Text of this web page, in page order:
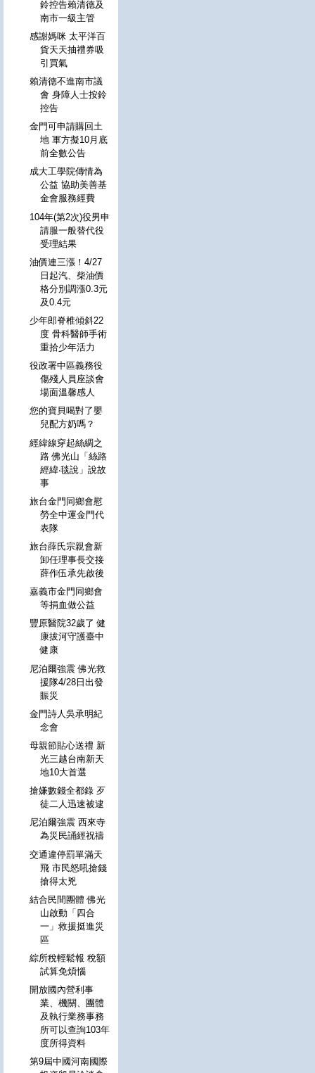
鈴控告賴清德及
南市一級主管
感謝媽咪 太平洋百
貨天天抽禮券吸
引買氣
賴清德不進南市議
會 身障人士按鈴
控告
金門可申請購回土
地 軍方擬10月底
前全數公告
成大工學院傳情為
公益 協助美善基
金會服務經費
104年(第2次)役男申
請服一般替代役
受理結果
油價連三漲！4/27
日起汽、柴油價
格分別調漲0.3元
及0.4元
少年郎脊椎傾斜22
度 骨科醫師手術
重拾少年活力
役政署中區義務役
傷殘人員座談會
場面溫馨感人
您的寶貝喝對了嬰
兒配方奶嗎？
經緯線穿起絲綢之
路 佛光山「絲路
經緯‧毯說」說故
事
旅台金門同鄉會慰
勞全中運金門代
表隊
旅台薛氏宗親會新
卸任理事長交接
薛作伍承先啟後
嘉義市金門同鄉會
等捐血做公益
豐原醫院32歲了 健
康拔河守護臺中
健康
尼泊爾強震 佛光救
援隊4/28日出發
賑災
金門詩人吳承明紀
念會
母親節貼心送禮 新
光三越台南新天
地10大首選
搶嫌數錢全都錄 歹
徒二人迅速被逮
尼泊爾強震 西來寺
為災民誦經祝禱
交通違停罰單滿天
飛 市民怒吼搶錢
搶得太兇
結合民間團體 佛光
山啟動「四合
一」救援挺進災
區
綜所稅輕鬆報 稅額
試算免煩惱
開放國內營利事
業、機關、團體
及執行業務事務
所可以查詢103年
度所得資料
第9屆中國河南國際